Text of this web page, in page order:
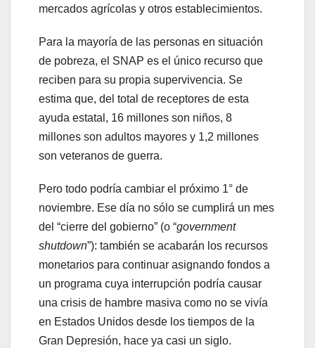
mercados agrícolas y otros establecimientos.
Para la mayoría de las personas en situación
de pobreza, el SNAP es el único recurso que
reciben para su propia supervivencia. Se
estima que, del total de receptores de esta
ayuda estatal, 16 millones son niños, 8
millones son adultos mayores y 1,2 millones
son veteranos de guerra.
Pero todo podría cambiar el próximo 1° de
noviembre. Ese día no sólo se cumplirá un mes
del “cierre del gobierno” (o “government
shutdown”): también se acabarán los recursos
monetarios para continuar asignando fondos a
un programa cuya interrupción podría causar
una crisis de hambre masiva como no se vivía
en Estados Unidos desde los tiempos de la
Gran Depresión, hace ya casi un siglo.